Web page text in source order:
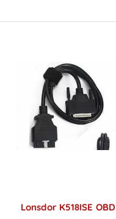
Lonsdor K518ISE OBD